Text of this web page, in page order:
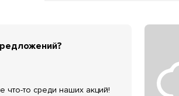
что-то среди наших акций!